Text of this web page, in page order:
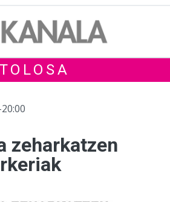
TOLOSA
zeharkatzen